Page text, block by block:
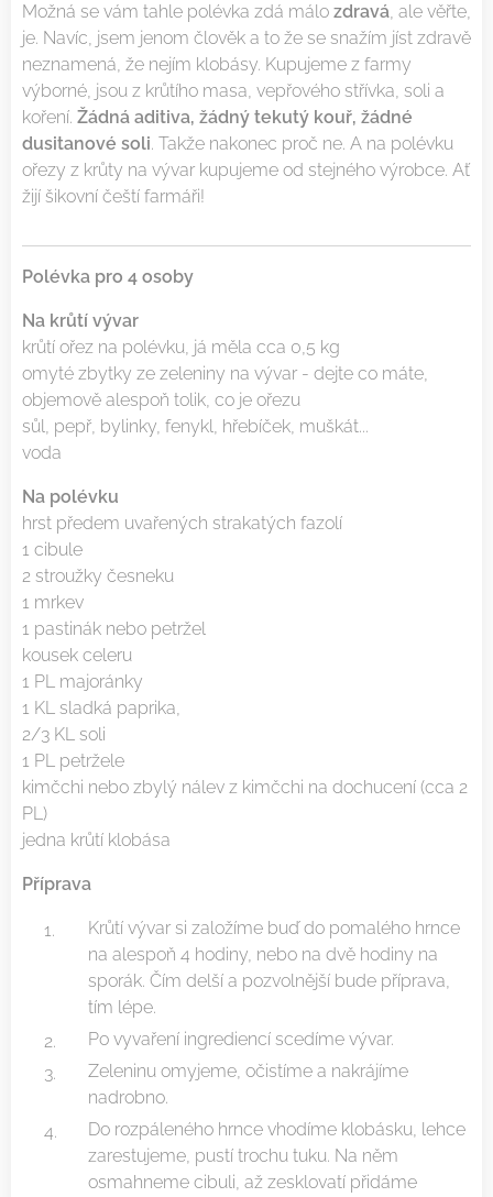
Možná se vám tahle polévka zdá málo zdravá, ale věřte,
je. Navíc, jsem jenom člověk a to že se snažím jíst zdravě
neznamená, že nejím klobásy. Kupujeme z farmy
výborné, jsou z krůtího masa, vepřového střívka, soli a
koření. Žádná aditiva, žádný tekutý kouř, žádné
dusitanové soli. Takže nakonec proč ne. A na polévku
ořezy z krůty na vývar kupujeme od stejného výrobce. Ať
žijí šikovní čeští farmáři!
Polévka pro 4 osoby
Na krůtí vývar
krůtí ořez na polévku, já měla cca 0,5 kg
omyté zbytky ze zeleniny na vývar - dejte co máte,
objemově alespoň tolik, co je ořezu
sůl, pepř, bylinky, fenykl, hřebíček, muškát...
voda
Na polévku
hrst předem uvařených strakatých fazolí
1 cibule
2 stroužky česneku
1 mrkev
1 pastinák nebo petržel
kousek celeru
1 PL majoránky
1 KL sladká paprika,
2/3 KL soli
1 PL petržele
kimčchi nebo zbylý nálev z kimčchi na dochucení (cca 2
PL)
jedna krůtí klobása
Příprava
Krůtí vývar si založíme buď do pomalého hrnce
na alespoň 4 hodiny, nebo na dvě hodiny na
sporák. Čím delší a pozvolnější bude příprava,
tím lépe.
Po vyvaření ingrediencí scedíme vývar.
Zeleninu omyjeme, očistíme a nakrájíme
nadrobno.
Do rozpáleného hrnce vhodíme klobásku, lehce
zarestujeme, pustí trochu tuku. Na něm
osmahneme cibuli, až zesklovatí přidáme